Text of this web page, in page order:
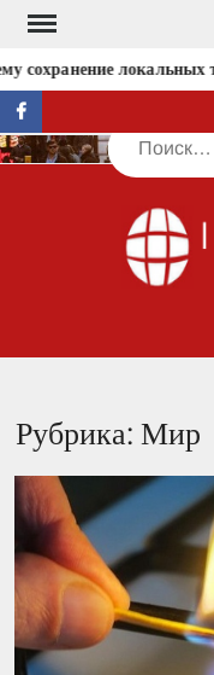
Перейти
содержимому
локальных
facebook
Поиск
Рубрика:Мир